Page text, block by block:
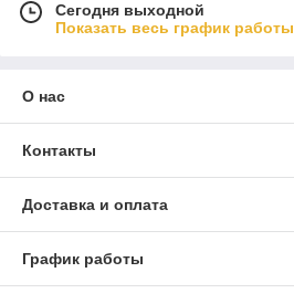
Сегодня выходной
Показать весь график работы
О нас
Контакты
Доставка и оплата
График работы